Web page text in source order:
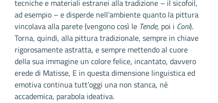
tecniche e materiali estranei alla tradizione – il sicofoil,
ad esempio – e disperde nell’ambiente quanto la pittura
vincolava alla parete (vengono così le Tende, poi i Coni).
Torna, quindi, alla pittura tradizionale, sempre in chiave
rigorosamente astratta, e sempre mettendo al cuore
della sua immagine un colore felice, incantato, davvero
erede di Matisse, E in questa dimensione linguistica ed
emotiva continua tutt’oggi una non stanca, né
accademica, parabola ideativa.